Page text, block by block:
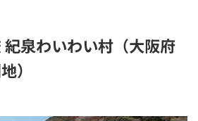
泉わいわい村（大阪府
）